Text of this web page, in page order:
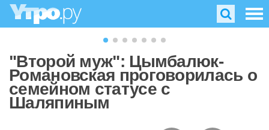
"Второй муж": Цымбалюк-
Романовская проговорилась о
семейном статусе с
Шаляпиным